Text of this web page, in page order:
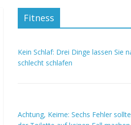
Fitness
Kein Schlaf: Drei Dinge lassen Sie
schlecht schlafen
Achtung, Keime: Sechs Fehler